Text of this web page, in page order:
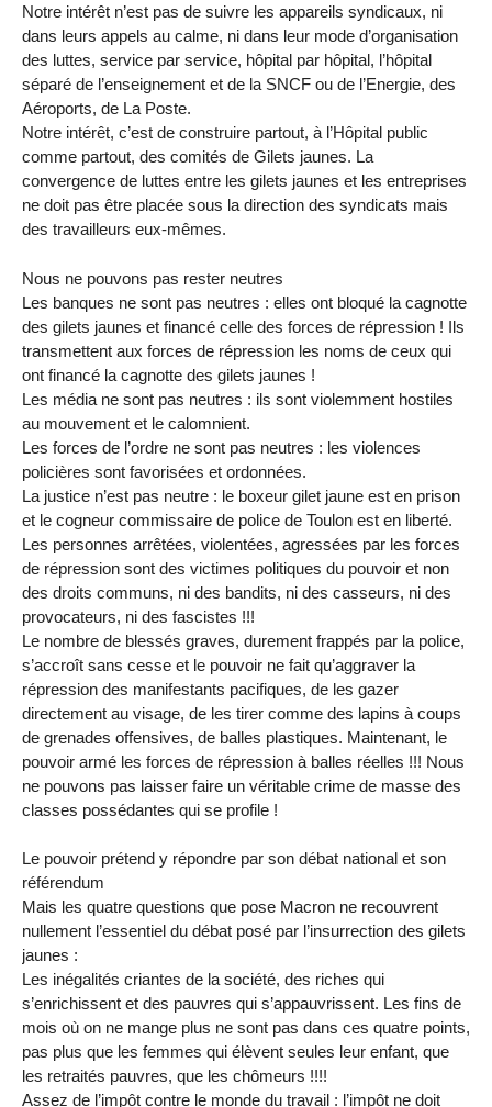
Notre intérêt n’est pas de suivre les appareils syndicaux, ni
dans leurs appels au calme, ni dans leur mode d’organisation
des luttes, service par service, hôpital par hôpital, l’hôpital
séparé de l’enseignement et de la SNCF ou de l’Energie, des
Aéroports, de La Poste.
Notre intérêt, c’est de construire partout, à l’Hôpital public
comme partout, des comités de Gilets jaunes. La
convergence de luttes entre les gilets jaunes et les entreprises
ne doit pas être placée sous la direction des syndicats mais
des travailleurs eux-mêmes.
Nous ne pouvons pas rester neutres
Les banques ne sont pas neutres : elles ont bloqué la cagnotte
des gilets jaunes et financé celle des forces de répression ! Ils
transmettent aux forces de répression les noms de ceux qui
ont financé la cagnotte des gilets jaunes !
Les média ne sont pas neutres : ils sont violemment hostiles
au mouvement et le calomnient.
Les forces de l’ordre ne sont pas neutres : les violences
policières sont favorisées et ordonnées.
La justice n’est pas neutre : le boxeur gilet jaune est en prison
et le cogneur commissaire de police de Toulon est en liberté.
Les personnes arrêtées, violentées, agressées par les forces
de répression sont des victimes politiques du pouvoir et non
des droits communs, ni des bandits, ni des casseurs, ni des
provocateurs, ni des fascistes !!!
Le nombre de blessés graves, durement frappés par la police,
s’accroît sans cesse et le pouvoir ne fait qu’aggraver la
répression des manifestants pacifiques, de les gazer
directement au visage, de les tirer comme des lapins à coups
de grenades offensives, de balles plastiques. Maintenant, le
pouvoir armé les forces de répression à balles réelles !!! Nous
ne pouvons pas laisser faire un véritable crime de masse des
classes possédantes qui se profile !
Le pouvoir prétend y répondre par son débat national et son
référendum
Mais les quatre questions que pose Macron ne recouvrent
nullement l’essentiel du débat posé par l’insurrection des gilets
jaunes :
Les inégalités criantes de la société, des riches qui
s’enrichissent et des pauvres qui s’appauvrissent. Les fins de
mois où on ne mange plus ne sont pas dans ces quatre points,
pas plus que les femmes qui élèvent seules leur enfant, que
les retraités pauvres, que les chômeurs !!!!
Assez de l’impôt contre le monde du travail : l’impôt ne doit